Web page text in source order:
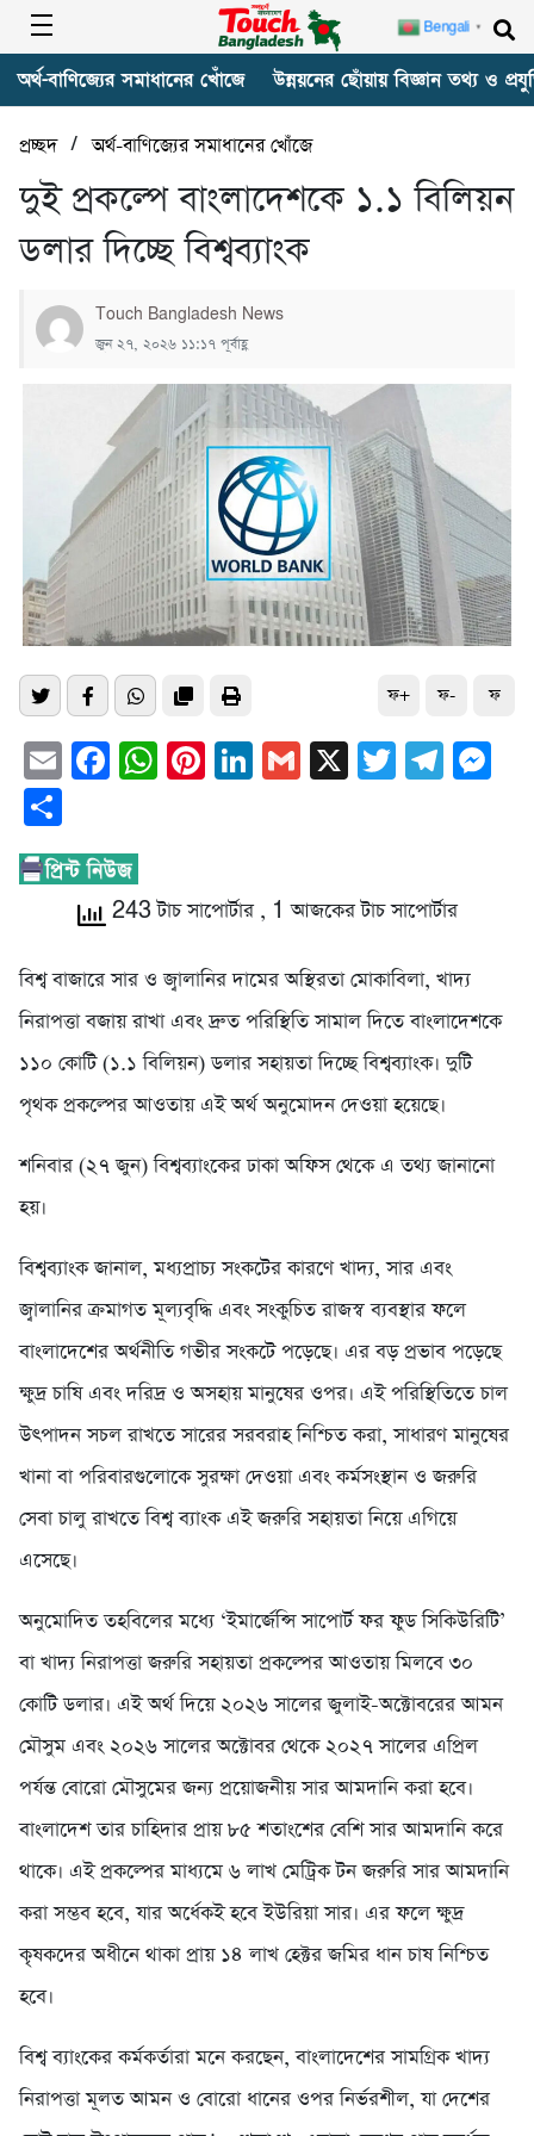
অর্থ-বাণিজ্যের সমাধানের খোঁজে উন্নয়নের ছোঁয়ায় বিজ্ঞান তথ্য ও
প্রচ্ছদ/অর্থ-বাণিজ্যের সমাধানের খোঁজে
দুই প্রকল্পে বাংলাদেশকে ১.১ বিলিয়ন
ডলার দিচ্ছে বিশ্বব্যাংক
Touch Bangladesh News
জুন ২৭, ২০২৬ ১১:১৭ পূর্বাহ্ণ
ফ+ ফ- ফ
EmailFacebook
WhatsApp
Pinterest
LinkedIn
Gmail
X Twitter
243 টাচ সাপোর্টার , 1 আজকের টাচ সাপোর্টার
বিশ্ব বাজারে সার ও জ্বালানির দামের অস্থিরতা মোকাবিলা, খাদ্য
নিরাপত্তা বজায় রাখা এবং দ্রুত পরিস্থিতি সামাল দিতে বাংলাদেশকে
১১০ কোটি (১.১ বিলিয়ন) ডলার সহায়তা দিচ্ছে বিশ্বব্যাংক। দুটি
পৃথক প্রকল্পের আওতায় এই অর্থ অনুমোদন দেওয়া হয়েছে।
শনিবার (২৭ জুন) বিশ্বব্যাংকের ঢাকা অফিস থেকে এ তথ্য জানানো
হয়।
বিশ্বব্যাংক জানাল, মধ্যপ্রাচ্য সংকটের কারণে খাদ্য, সার এবং
জ্বালানির ক্রমাগত মূল্যবৃদ্ধি এবং সংকুচিত রাজস্ব ব্যবস্থার ফলে
বাংলাদেশের অর্থনীতি গভীর সংকটে পড়েছে। এর বড় প্রভাব পড়েছে
ক্ষুদ্র চাষি এবং দরিদ্র ও অসহায় মানুষের ওপর। এই পরিস্থিতিতে চাল
উৎপাদন সচল রাখতে সারের সরবরাহ নিশ্চিত করা, সাধারণ মানুষের
খানা বা পরিবারগুলোকে সুরক্ষা দেওয়া এবং কর্মসংস্থান ও জরুরি
সেবা চালু রাখতে বিশ্ব ব্যাংক এই জরুরি সহায়তা নিয়ে এগিয়ে
এসেছে।
অনুমোদিত তহবিলের মধ্যে ‘ইমার্জেন্সি সাপোর্ট ফর ফুড সিকিউরিটি’
বা খাদ্য নিরাপত্তা জরুরি সহায়তা প্রকল্পের আওতায় মিলবে ৩০
কোটি ডলার। এই অর্থ দিয়ে ২০২৬ সালের জুলাই-অক্টোবরের আমন
মৌসুম এবং ২০২৬ সালের অক্টোবর থেকে ২০২৭ সালের এপ্রিল
পর্যন্ত বোরো মৌসুমের জন্য প্রয়োজনীয় সার আমদানি করা হবে।
বাংলাদেশ তার চাহিদার প্রায় ৮৫ শতাংশের বেশি সার আমদানি করে
থাকে। এই প্রকল্পের মাধ্যমে ৬ লাখ মেট্রিক টন জরুরি সার আমদানি
করা সম্ভব হবে, যার অর্ধেকই হবে ইউরিয়া সার। এর ফলে ক্ষুদ্র
কৃষকদের অধীনে থাকা প্রায় ১৪ লাখ হেক্টর জমির ধান চাষ নিশ্চিত
হবে।
বিশ্ব ব্যাংকের কর্মকর্তারা মনে করছেন, বাংলাদেশের সামগ্রিক খাদ্য
নিরাপত্তা মূলত আমন ও বোরো ধানের ওপর নির্ভরশীল, যা দেশের
Bengali ▼